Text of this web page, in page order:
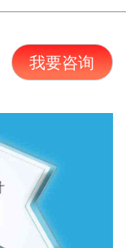
我要咨询